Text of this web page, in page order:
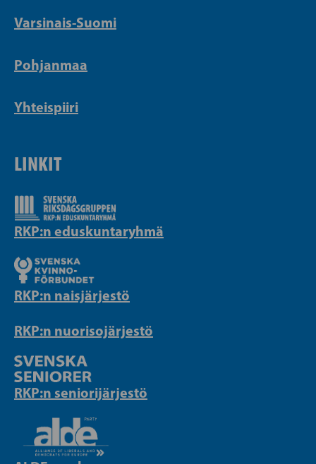
Varsinais-Suomi
Pohjanmaa
Yhteispiiri
LINKIT
RKP:n eduskuntaryhmä
RKP:n naisjärjestö
RKP:n nuorisojärjestö
RKP:n seniorijärjestö